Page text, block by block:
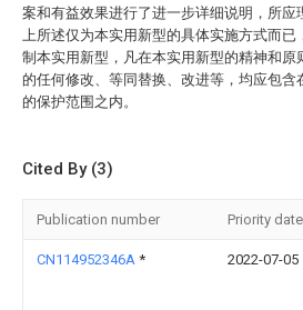
案和有益效果进行了进一步详细说明，所应
上所述仅为本实用新型的具体实施方式而已
制本实用新型，凡在本实用新型的精神和原
的任何修改、等同替换、改进等，均应包含
的保护范围之内。
Cited By (3)
Publication number Priority date
CN114952346A * 2022-07-05